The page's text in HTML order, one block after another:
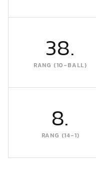
38.
RANG (10-BALL)
8.
RANG (14-1)